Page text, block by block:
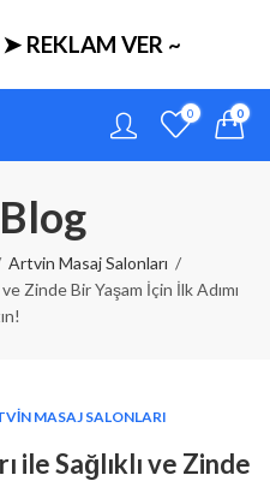
REKLAM VER ~
0 0
Artvin Masaj Salonları
Zinde Bir Yaşam İçin İlk Adımı
MASAJ SALONLARI
ile Sağlıklı ve Zinde